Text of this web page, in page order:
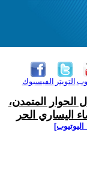
الفيسبوك التويتر
الحوار المتمدن،
اليساري الحر